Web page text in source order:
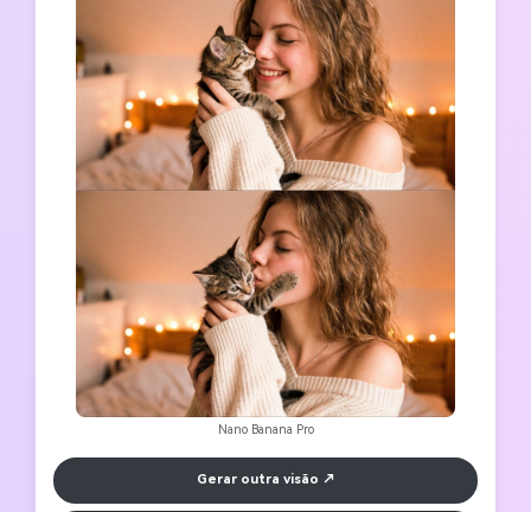
Nano Banana Pro
Gerar outra visão